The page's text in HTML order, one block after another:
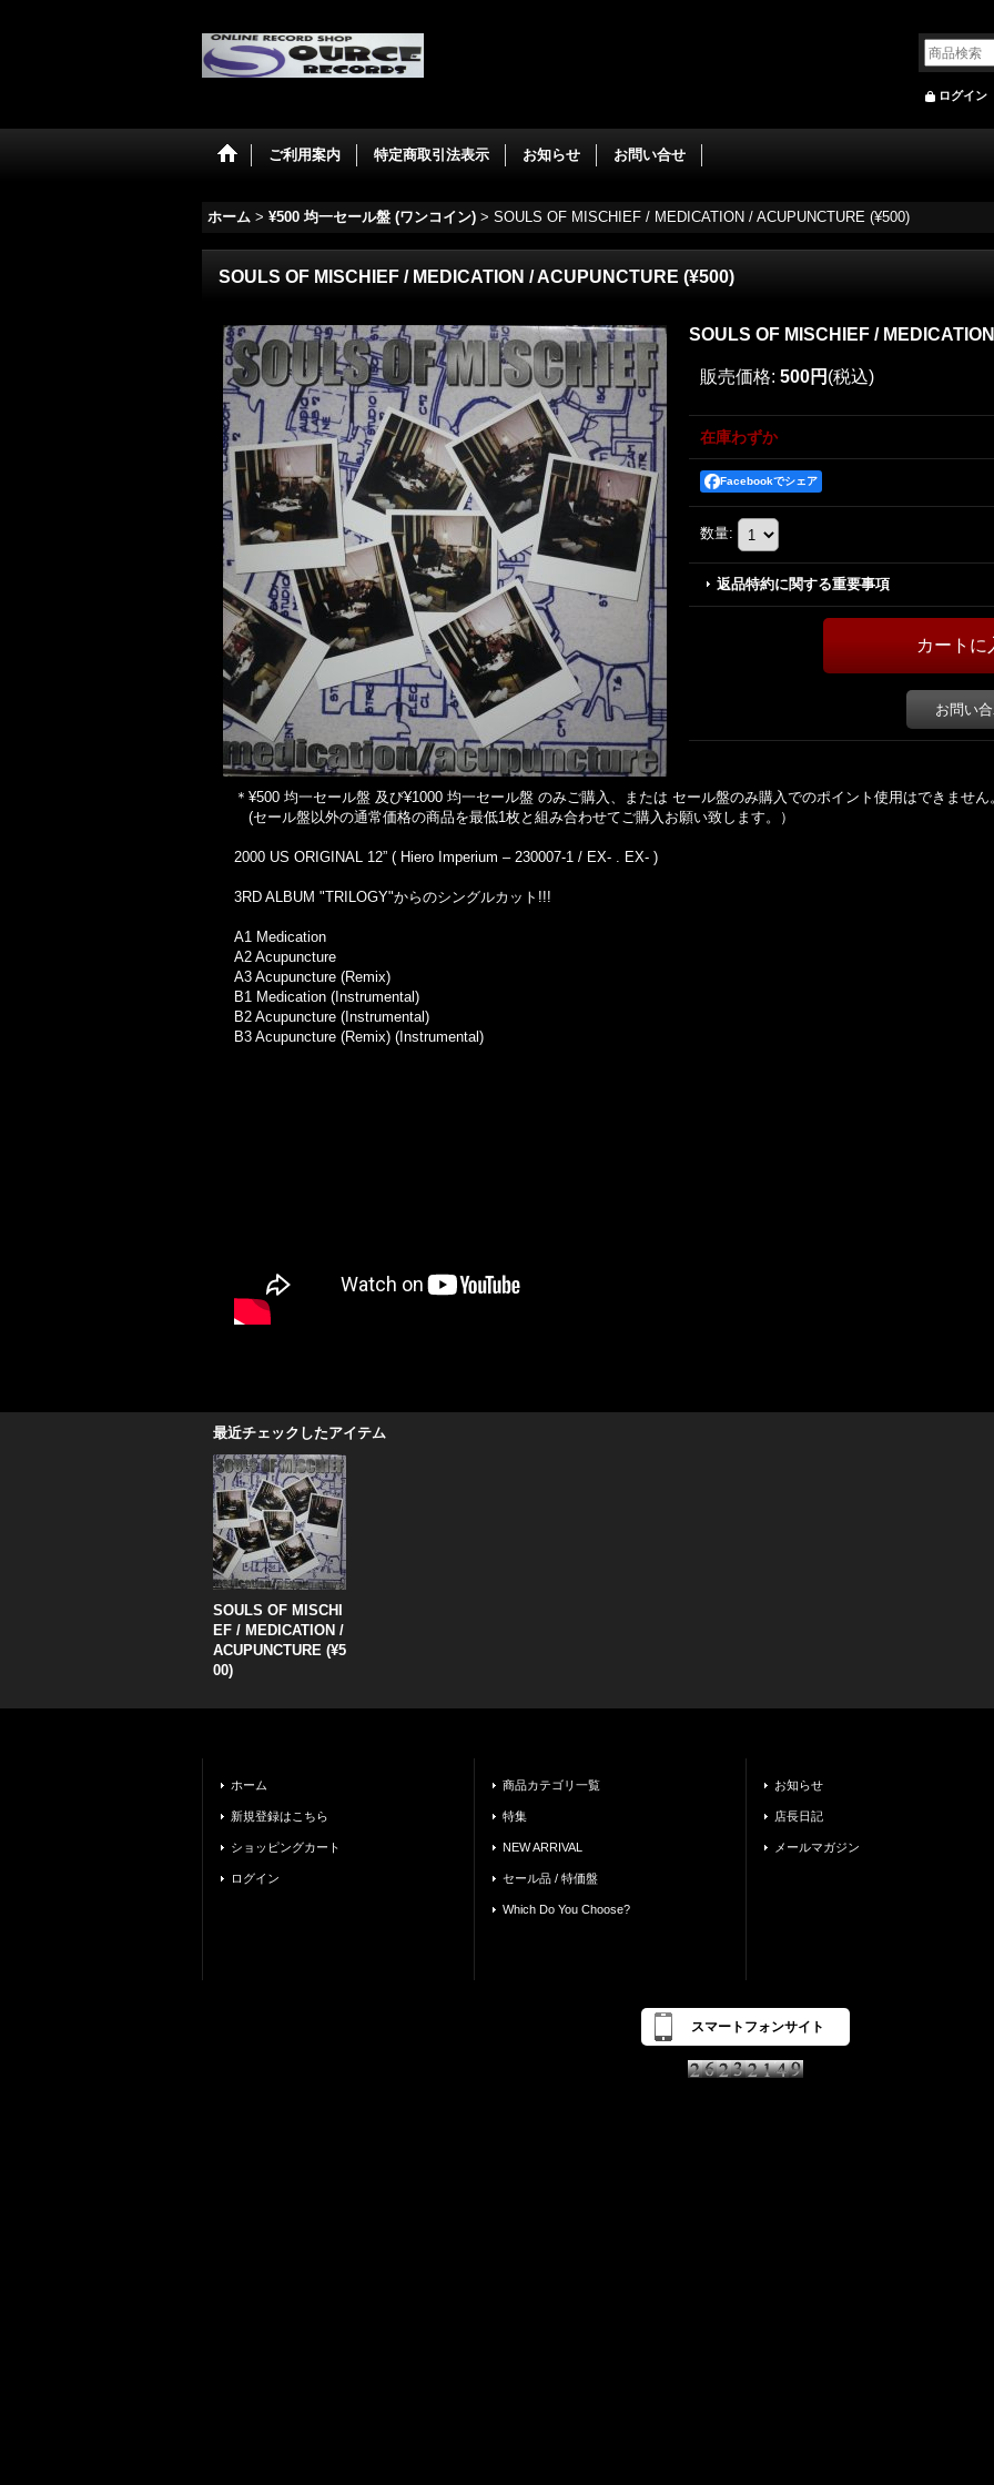
ログイン
ご利用案内 特定商取引法表示 お知らせ お問い合せ
ホーム > ¥500 均一セール盤 (ワンコイン) > SOULS OF MISCHIEF / MEDICATION / ACUPUNCTURE (¥500)
SOULS OF MISCHIEF / MEDICATION / ACUPUNCTURE (¥500)
SOULS OF MISCHIEF /
販売価格: 500円 (税込)
在庫わずか
Facebookでシェア
数量:
返品特約に関する重要事項
お問い
＊¥500 均一セール盤 及び¥1000 均一セール盤 のみご購入、または セール盤のみ購入でのポイント使用はできません
(セール盤以外の通常価格の商品を最低1枚と組み合わせてご購入お願い致します。）
2000 US ORIGINAL 12” ( Hiero Imperium – 230007-1 / EX- . EX- )
3RD ALBUM "TRILOGY"からのシングルカット!!!
A1 Medication
A2 Acupuncture
A3 Acupuncture (Remix)
B1 Medication (Instrumental)
B2 Acupuncture (Instrumental)
B3 Acupuncture (Remix) (Instrumental)
最近チェックしたアイテム
SOULS OF MISCHI
EF / MEDICATION /
ACUPUNCTURE (¥5
00)
ホーム
新規登録はこちら
ショッピングカート
ログイン
商品カテゴリ一覧
特集
NEW ARRIVAL
セール品 / 特価盤
Which Do You Choose?
お知らせ
店長日記
メールマガジン
スマートフォンサイト